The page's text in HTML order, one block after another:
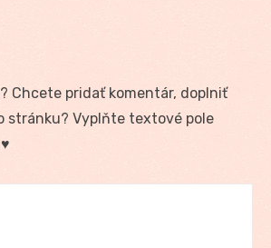
Chcete pridať komentár, doplniť
stránku? Vyplňte textové pole